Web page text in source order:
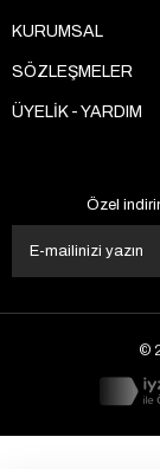
KURUMSAL
SÖZLEŞMELER
ÜYELİK - YARDIM
Özel
©